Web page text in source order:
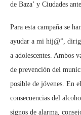
de Baza’ y Ciudades
Para esta campaña se
ayudar a mi hij@”,
a adolescentes. Ambos
de prevención del
posible de jóvenes. En
consecuencias del
signos de alarma,